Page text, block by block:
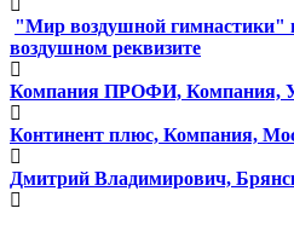
"Мир воздушной гимнастики"
воздушном реквизите
Компания ПРОФИ, Компания,
Континент плюс, Компания,
Дмитрий Владимирович,